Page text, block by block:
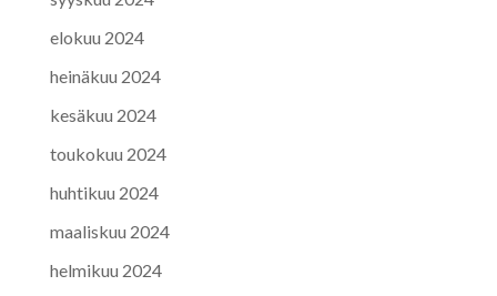
elokuu 2024
heinäkuu 2024
kesäkuu 2024
toukokuu 2024
huhtikuu 2024
maaliskuu 2024
helmikuu 2024